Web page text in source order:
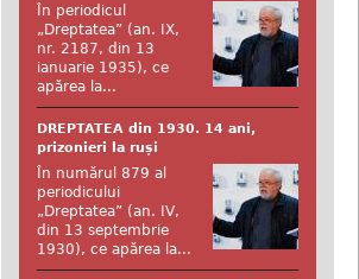
În periodicul
„Dreptatea” (an. IX,
nr. 2187, din 13
ianuarie 1935), ce
apărea la...
DREPTATEA din 1930. 14 ani,
prizonieri la ruși
În numărul 879 al
periodicului
„Dreptatea” (an. IV,
din 13 septembrie
1930), ce apărea la...